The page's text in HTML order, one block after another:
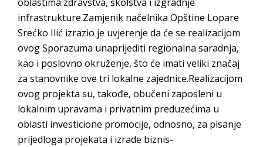
infrastrukture.Zamjenik načelnika Opštine Lopare
Srećko Ilić izrazio je uvjerenje da će se realizacijom
ovog Sporazuma unaprijediti regionalna saradnja,
kao i poslovno okruženje, što će imati veliki značaj
za stanovnike ove tri lokalne zajednice.Realizacijom
ovog projekta su, takođe, obučeni zaposleni u
lokalnim upravama i privatnim preduzećima u
oblasti investicione promocije, odnosno, za pisanje
prijedloga projekata i izrade biznis-